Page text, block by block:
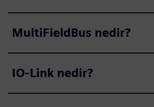
MultiFieldBus nedir?
IO-Link nedir?